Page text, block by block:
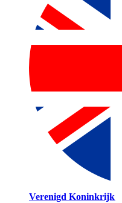
Verenigd Koninkrijk​​